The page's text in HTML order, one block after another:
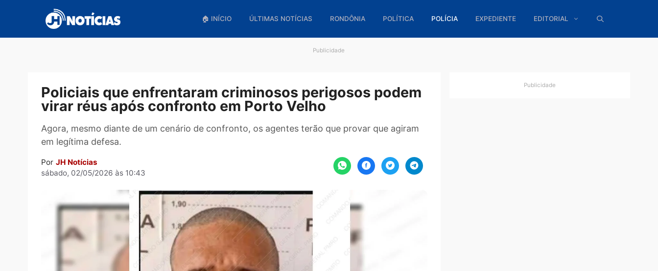
conteúdo
🏠 INÍCIO ÚLTIMAS NOTÍCIAS RONDÔNIA POLÍTICA POLÍCIA EXPEDIENTE EDITORIAL
Policiais que enfrentaram criminosos perigosos podem
virar réus após confronto em Porto Velho
Agora, mesmo diante de um cenário de confronto, os agentes terão que provar que agiram
em legítima defesa.
JH Notícias
sábado, 02/05/2026 às 10:43